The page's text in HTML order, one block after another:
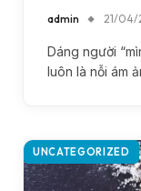
admin 21/04/
Dáng người
luôn là nỗi ám
UNCATEGORIZED